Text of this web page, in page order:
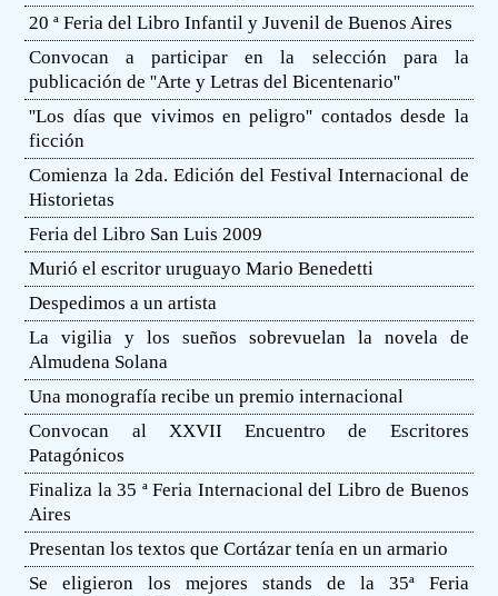
20 ª Feria del Libro Infantil y Juvenil de Buenos Aires
Convocan a participar en la selección para la
publicación de ''Arte y Letras del Bicentenario''
''Los días que vivimos en peligro'' contados desde la
ficción
Comienza la 2da. Edición del Festival Internacional de
Historietas
Feria del Libro San Luis 2009
Murió el escritor uruguayo Mario Benedetti
Despedimos a un artista
La vigilia y los sueños sobrevuelan la novela de
Almudena Solana
Una monografía recibe un premio internacional
Convocan al XXVII Encuentro de Escritores
Patagónicos
Finaliza la 35 ª Feria Internacional del Libro de Buenos
Aires
Presentan los textos que Cortázar tenía en un armario
Se eligieron los mejores stands de la 35ª Feria